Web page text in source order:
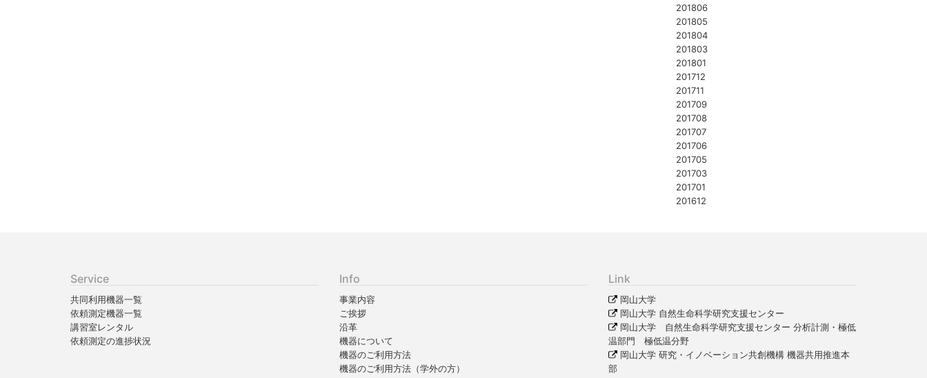
201806
201805
201804
201803
201801
201712
201711
201709
201708
201707
201706
201705
201703
201701
201612
Service
共同利用機器一覧
依頼測定機器一覧
講習室レンタル
依頼測定の進捗状況
Info
事業内容
ご挨拶
沿革
機器について
機器のご利用方法
機器のご利用方法（学外の方）
Link
岡山大学
岡山大学 自然生命科学研究支援センター
岡山大学 自然生命科学研究支援センター 分析計測・極低
温部門 極低温分野
岡山大学 研究・イノベーション共創機構 機器共用推進本
部